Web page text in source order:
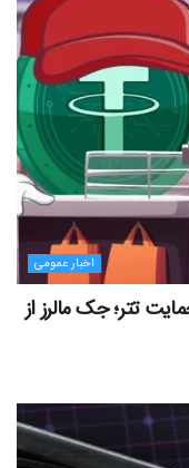
اخبار عمومی
تتر؛ جک مالرز از